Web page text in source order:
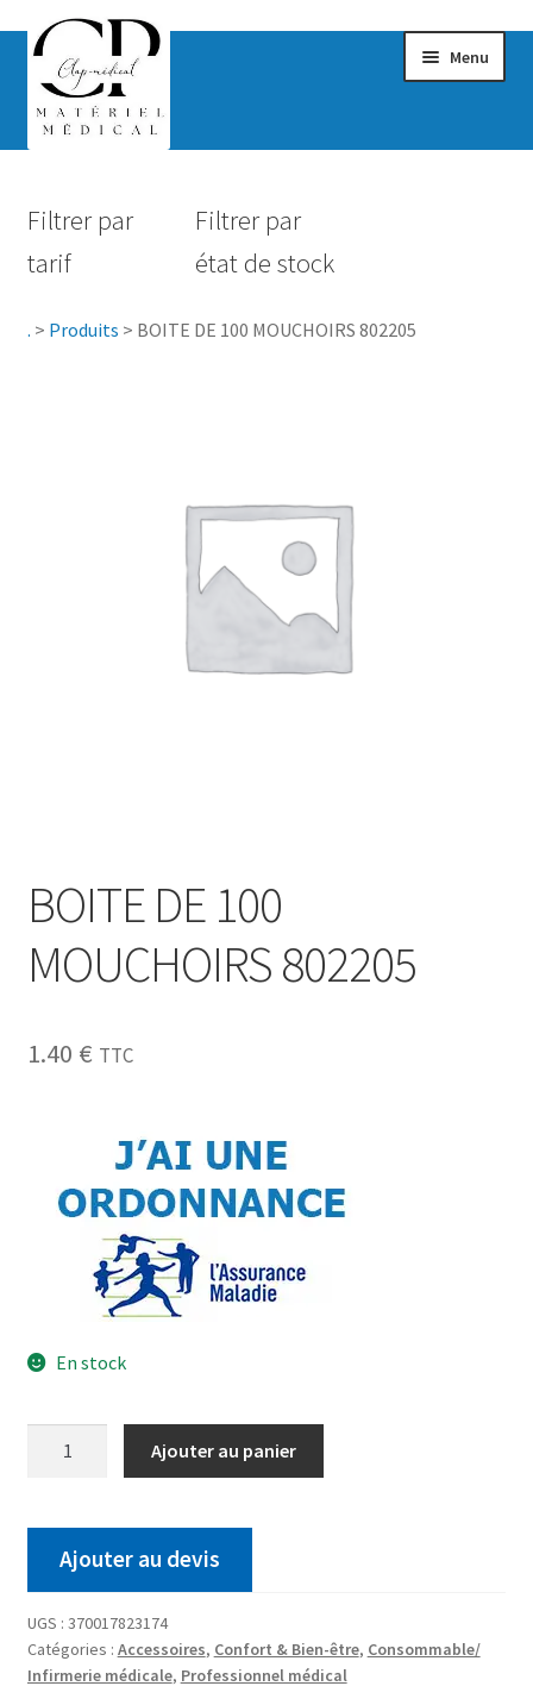
Menu
Hygiène
Vêtements & Chaussures
Filtrer par
tarif
Filtrer par
état de stock
. > Produits > BOITE DE 100 MOUCHOIRS 802205
BOITE DE 100
MOUCHOIRS 802205
1.40 € TTC
En stock
Ajouter au panier
Ajouter au devis
UGS : 370017823174
Catégories : Accessoires, Confort & Bien-être, Consommable/
Infirmerie médicale, Professionnel médical